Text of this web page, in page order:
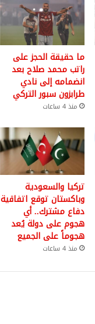
ما حقيقة الحجز على
راتب محمد صلاح بعد
انضمامه إلى نادي
طرابزون سبور التركي
منذ 4 ساعات
تركيا والسعودية
وباكستان توقع اتفاقية
دفاع مشترك.. أي
هجوم على دولة يُعد
هجوماً على الجميع
منذ 4 ساعات